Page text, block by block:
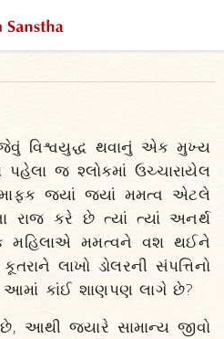
જેવું વિશ્વયુદ્ધ થવાનું એક મુખ્ય
પહેલા જ શ્લોકમાં ઉચ્ચારાયેલ
માફક જ્યાં જ્યાં મમત્વ એટલે
રાજ કરે છે ત્યાં ત્યાં અનર્થ
મહિલાએ મમત્વને વશ થઈને
લાખો ડોલરની સંપત્તિનો
આમાં કાંઈ શાણપણ લાગે છે?
આથી જ્યારે સામાન્ય જીવો